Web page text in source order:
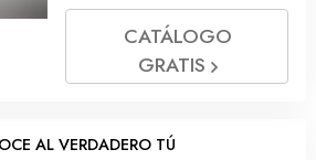
CATÁLOGO
GRATIS
AL VERDADERO TÚ